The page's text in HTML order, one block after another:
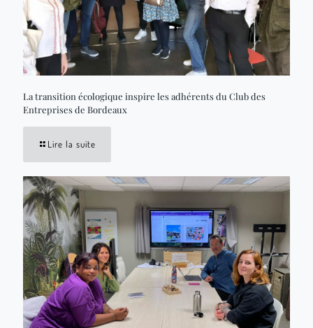
La transition écologique inspire les adhérents du Club des
Entreprises de Bordeaux
Lire la suite